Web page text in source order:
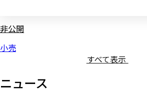
非公開
小売
すべて表示
ニュース